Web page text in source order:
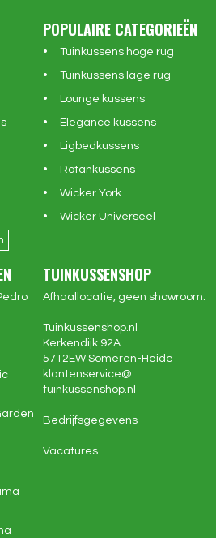
POPULAIRE CATEGORIEËN
Tuinkussens hoge rug
Tuinkussens lage rug
Lounge kussens
Elegance kussens
Ligbedkussens
Rotankussens
Wicker York
Wicker Universeel
TUINKUSSENSHOP
Afhaallocatie, geen showroom:
Tuinkussenshop.nl
Kerkendijk 92A
5712EW Someren-Heide
klantenservice@
tuinkussenshop.nl
Bedrijfsgegevens
Vacatures